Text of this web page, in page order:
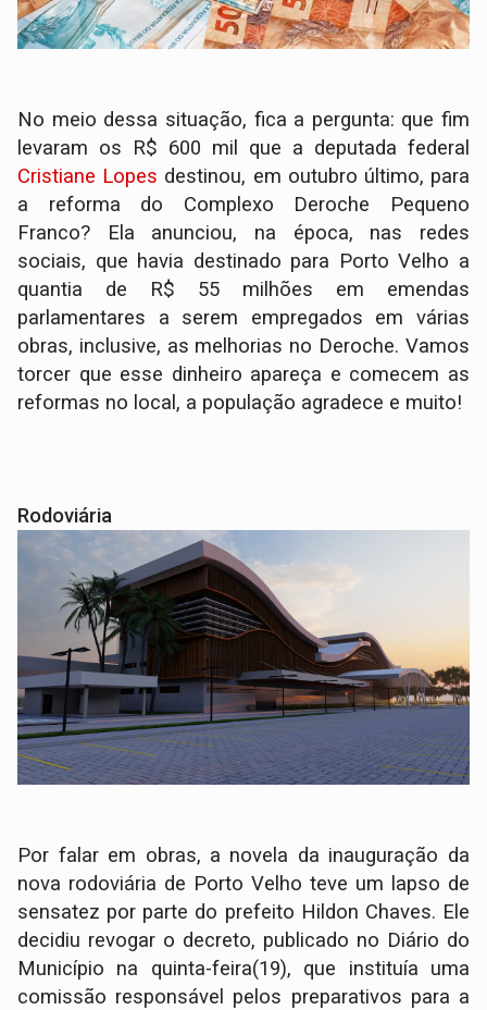
No meio dessa situação, fica a pergunta: que fim
levaram os R$ 600 mil que a deputada federal
Cristiane Lopes destinou, em outubro último, para
a reforma do Complexo Deroche Pequeno
Franco? Ela anunciou, na época, nas redes
sociais, que havia destinado para Porto Velho a
quantia de R$ 55 milhões em emendas
parlamentares a serem empregados em várias
obras, inclusive, as melhorias no Deroche. Vamos
torcer que esse dinheiro apareça e comecem as
reformas no local, a população agradece e muito!
Rodoviária
Por falar em obras, a novela da inauguração da
nova rodoviária de Porto Velho teve um lapso de
sensatez por parte do prefeito Hildon Chaves. Ele
decidiu revogar o decreto, publicado no Diário do
Município na quinta-feira(19), que instituía uma
comissão responsável pelos preparativos para a